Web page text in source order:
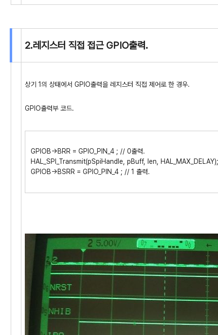
2.레지스터 직접 접근 GPIO출력.
상기 1의 상태에서 GPIO출력을 레지스터 직접 제어로 한 경우.
GPIO출력부 코드.
GPIOB->BRR = GPIO_PIN_4 ; // 0출력.
HAL_SPI_Transmit(pSpiHandle, pBuff, len, HAL_MAX_DELAY);
GPIOB->BSRR = GPIO_PIN_4 ; // 1 출력.